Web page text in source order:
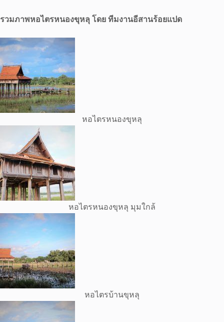
รวมภาพหอไตรหนองขุหลุ โดย ทีมงานอีสานร้อยแปด
หอไตรหนองขุหลุ
หอไตรหนองขุหลุ มุมใกล้
หอไตรบ้านขุหลุ